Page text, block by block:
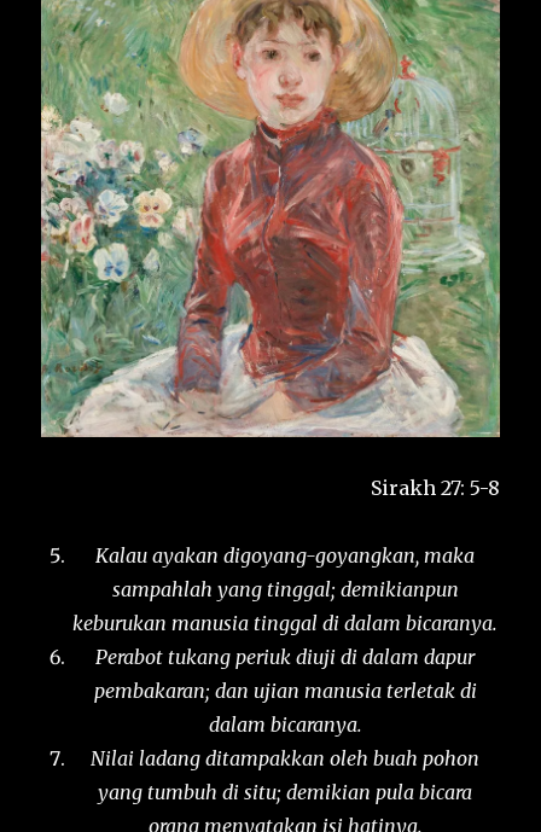
Sirakh 27: 5-8
Kalau ayakan digoyang-goyangkan, maka
sampahlah yang tinggal; demikianpun
keburukan manusia tinggal di dalam bicaranya.
Perabot tukang periuk diuji di dalam dapur
pembakaran; dan ujian manusia terletak di
dalam bicaranya.
Nilai ladang ditampakkan oleh buah pohon
yang tumbuh di situ; demikian pula bicara
orang menyatakan isi hatinya.